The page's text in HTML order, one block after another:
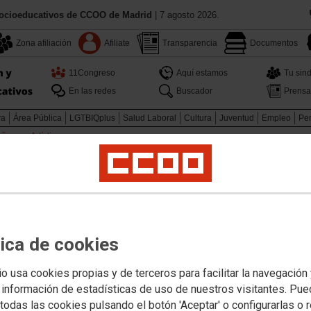
de cookies
usa cookies propias y de terceros para facilitar la navegación
de estadísticas de uso de nuestros visitantes.
las cookies pulsando el botón 'Aceptar' o configurarlas o
de CCOO de Madrid | 7 agosto 2026.
Zona afiliación Afiliate Transparencia Documentos
11Congreso Aquí estamos
Tu
En las redes
Buscador Prensa
Área Pública LGTBIQplus Salud Laboral Cultura Juventud Empleo
Artísticas
de profesores interinos - Catedráticos de Música y Artes
de interinos
en especialidades
de Música y Artes
para pruebas prácticas.